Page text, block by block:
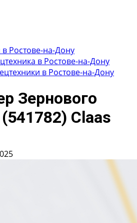
Ростове-на-Дону
в Ростове-на-Дону
в Ростове-на-Дону
Зернового
Claas